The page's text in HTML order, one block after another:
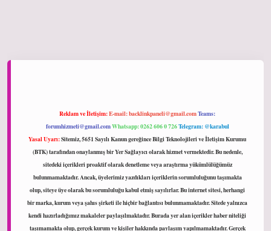
Reklam ve İletişim:E-mail:backlinkpaneli@gmail.comTeams:
forumhizmeti@gmail.comWhatsapp: 0262 606 0 726Telegram: @karabul
Yasal Uyarı:Sitemiz, 5651 Sayılı Kanun gereğince Bilgi Teknolojileri ve İletişim Kurumu
(BTK) tarafından onaylanmış bir Yer Sağlayıcı olarak hizmet vermektedir. Bu nedenle,
sitedeki içerikleri proaktif olarak denetleme veya araştırma yükümlülüğümüz
bulunmamaktadır. Ancak, üyelerimiz yazdıkları içeriklerin sorumluluğunu taşımakta
olup, siteye üye olarak bu sorumluluğu kabul etmiş sayılırlar. Bu internet sitesi, herhangi
bir marka, kurum veya şahıs şirketi ile hiçbir bağlantısı bulunmamaktadır. Sitede yalnızca
kendi hazırladığımız makaleler paylaşılmaktadır. Burada yer alan içerikler haber niteliği
taşımamakta olup, gerçek kurum ve kişiler hakkında paylaşım yapılmamaktadır. Gerçek